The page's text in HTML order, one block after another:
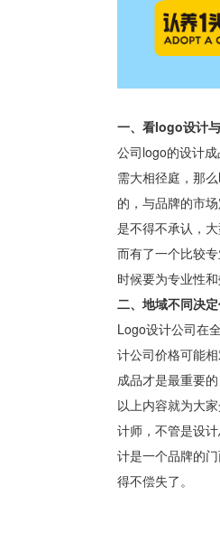
一、看logo设计
公司logo的设计
需大相径庭，那
的，与品牌的市
是不得不承认，
而有了一个比较
时候要为专业性
二、地域不同决
Logo设计公司在
计公司价格可能
成品才是最重要
以上内容就为大
计师，不管是设
计是一个品牌的
得不偿失了。